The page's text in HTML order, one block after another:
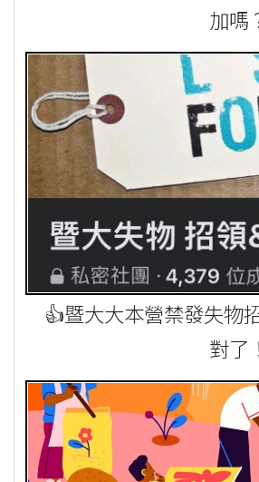
加嗎
👍暨大大本營禁發失物
對了